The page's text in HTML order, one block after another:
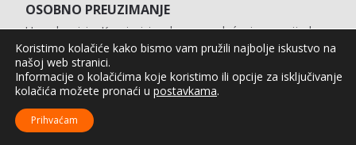
OSOBNO PREUZIMANJE
U poslovnici u Koprivnici s obvezom plaćanja unaprijed
karticom na web shopu.
Agro Moto Shop © 2025. Izrada web shopa:
Koristimo kolačiće kako bismo vam pružili najbolje iskustvo na
našoj web stranici.
Informacije o kolačićima koje koristimo ili opcije za isključivanje
kolačića možete pronaći u postavkama.
Prihvaćam